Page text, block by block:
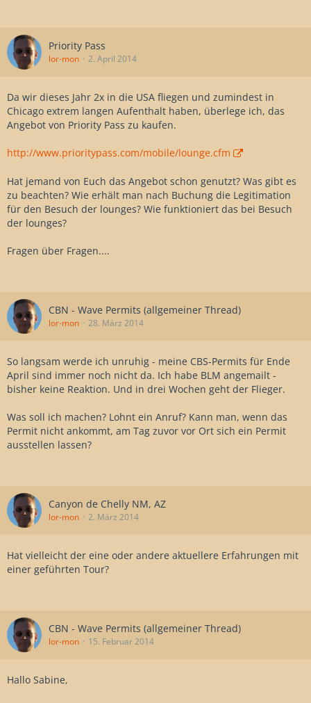
Priority Pass
lor-mon 2. April 2014
Da wir dieses Jahr 2x in die USA fliegen und zumindest in
Chicago extrem langen Aufenthalt haben, überlege ich, das
Angebot von Priority Pass zu kaufen.
http://www.prioritypass.com/mobile/lounge.cfm
Hat jemand von Euch das Angebot schon genutzt? Was gibt es
zu beachten? Wie erhält man nach Buchung die Legitimation
für den Besuch der lounges? Wie funktioniert das bei Besuch
der lounges?
Fragen über Fragen....
CBN - Wave Permits (allgemeiner Thread)
lor-mon 28. März 2014
So langsam werde ich unruhig - meine CBS-Permits für Ende
April sind immer noch nicht da. Ich habe BLM angemailt -
bisher keine Reaktion. Und in drei Wochen geht der Flieger.
Was soll ich machen? Lohnt ein Anruf? Kann man, wenn das
Permit nicht ankommt, am Tag zuvor vor Ort sich ein Permit
ausstellen lassen?
Canyon de Chelly NM, AZ
lor-mon 2. März 2014
Hat vielleicht der eine oder andere aktuellere Erfahrungen mit
einer geführten Tour?
CBN - Wave Permits (allgemeiner Thread)
lor-mon 15. Februar 2014
Hallo Sabine,